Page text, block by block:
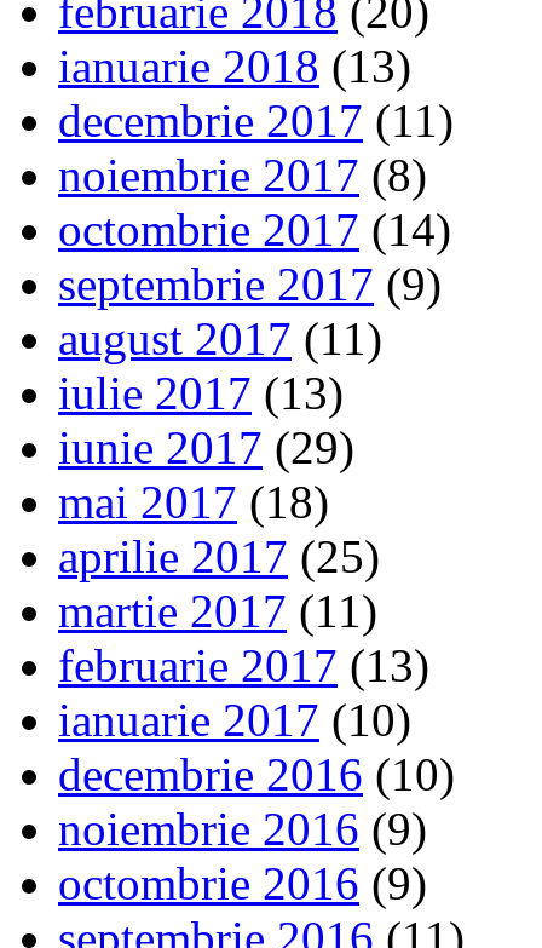
februarie 2018 (20)
ianuarie 2018 (13)
decembrie 2017 (11)
noiembrie 2017 (8)
octombrie 2017 (14)
septembrie 2017 (9)
august 2017 (11)
iulie 2017 (13)
iunie 2017 (29)
mai 2017 (18)
aprilie 2017 (25)
martie 2017 (11)
februarie 2017 (13)
ianuarie 2017 (10)
decembrie 2016 (10)
noiembrie 2016 (9)
octombrie 2016 (9)
septembrie 2016 (11)